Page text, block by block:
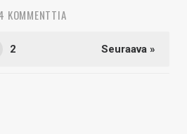
KOMMENTTIA
2 Seuraava »